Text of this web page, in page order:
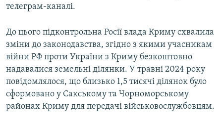
телеграм-каналі.
До цього підконтрольна Росії влада Криму схвалила
зміни до законодавства, згідно з якими учасникам
війни РФ проти України з Криму безкоштовно
надавалися земельні ділянки. У травні 2024 року
повідомлялося, що близько 1,5 тисячі ділянок було
сформовано у Сакському та Чорноморському
районах Криму для передачі військовослужбовцям.